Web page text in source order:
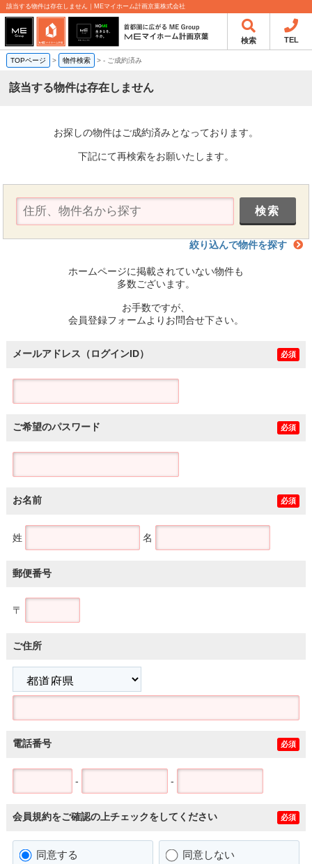
該当する物件は存在しません｜MEマイホーム計画京葉株式会社
検索 TEL
TOPページ > 物件検索 >- ご成約済み
該当する物件は存在しません
お探しの物件はご成約済みとなっております。
下記にて再検索をお願いたします。
絞り込んで物件を探す
ホームページに掲載されていない物件も
多数ございます。
お手数ですが、
会員登録フォームよりお問合せ下さい。
メールアドレス（ログインID） 必須
ご希望のパスワード 必須
お名前 必須
姓 名
郵便番号
〒
ご住所
電話番号 必須
- -
会員規約をご確認の上チェックをしてください 必須
同意する 同意しない